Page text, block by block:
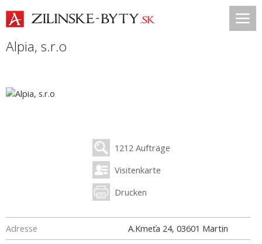
Alpia, s.r.o
1212 Aufträge
Visitenkarte
Drucken
Adresse A.Kmeťa 24, 03601 Martin